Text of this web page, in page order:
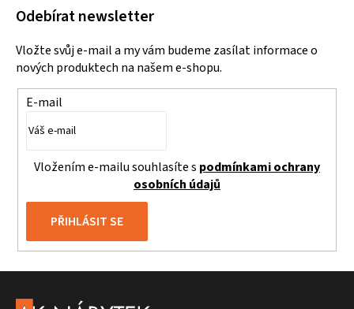
Odebírat newsletter
Vložte svůj e-mail a my vám budeme zasílat informace o
nových produktech na našem e-shopu.
E-mail
Vložením e-mailu souhlasíte s podmínkami ochrany
osobních údajů
PŘIHLÁSIT SE